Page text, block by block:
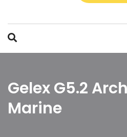
Gelex G5.2
Marine